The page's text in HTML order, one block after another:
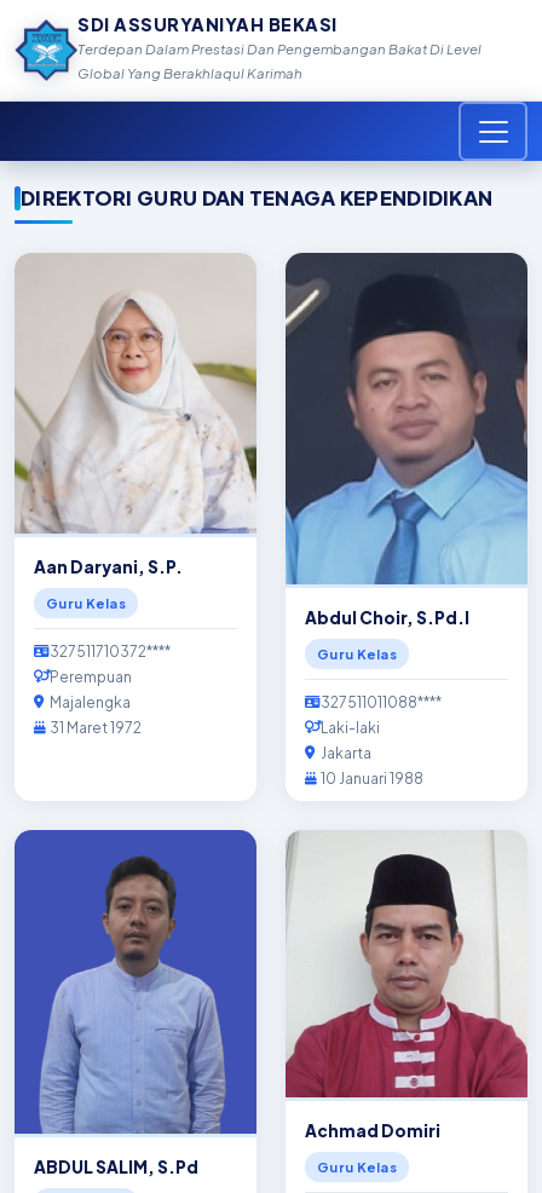
SDI ASSURYANIYAH BEKASI
Terdepan Dalam Prestasi Dan Pengembangan Bakat Di Level
Global Yang Berakhlaqul Karimah
DIREKTORI GURU DAN TENAGA KEPENDIDIKAN
Aan Daryani, S.P.
Guru Kelas
327511710372****
Perempuan
Majalengka
31 Maret 1972
Abdul Choir, S.Pd.I
Guru Kelas
327511011088****
Laki-laki
Jakarta
10 Januari 1988
ABDUL SALIM, S.Pd
Achmad Domiri
Guru Kelas